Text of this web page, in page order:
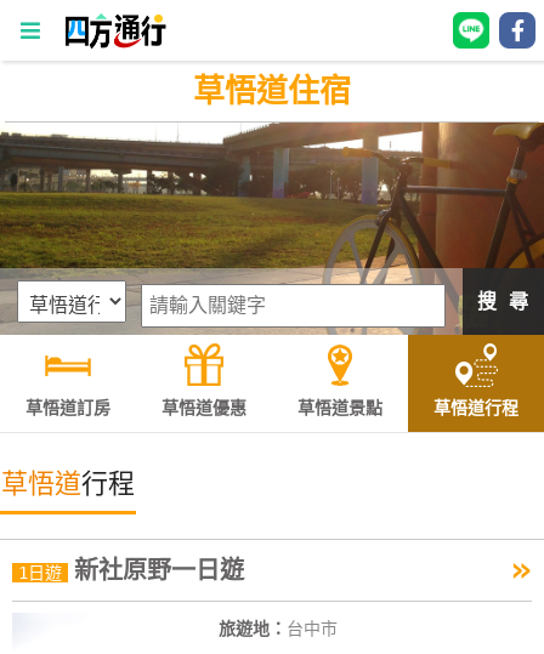
四
方
通
行
訂
房
灣
訂
房
直接跟飯店訂房HOT
特
色
草悟道住宿
搜 尋
草悟道訂房 草悟道優惠 草悟道景點 草悟道行程
草悟道行程
1日遊 新社原野一日遊 »
旅遊地： 台中市